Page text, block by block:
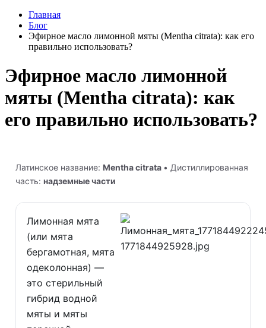
Главная
Блог
Эфирное масло лимонной мяты (Mentha citrata): как его
правильно использовать?
Эфирное масло лимонной
мяты (Mentha citrata): как
его правильно использовать?
Латинское название: Mentha citrata • Дистиллированная
часть: надземные части
Лимонная мята
(или мята
бергамотная, мята
одеколонная) —
это стерильный
гибрид водной
мяты и мяты